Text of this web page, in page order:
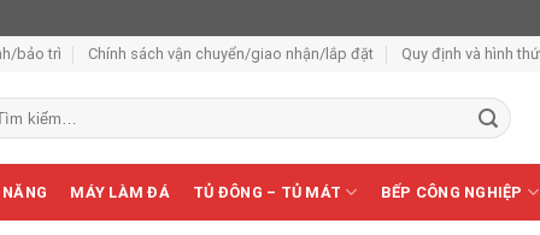
bảo trì Chính sách vận chuyển/giao nhận/lắp đặt Quy định và hình
MÁY LÀM ĐÁ TỦ ĐÔNG – TỦ MÁT BẾP CÔNG NGHIỆP